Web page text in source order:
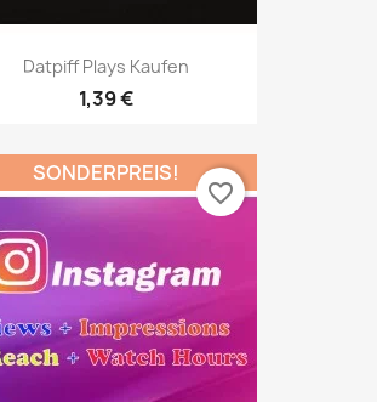
Datpiff Plays Kaufen
1,39 €
SONDERPREIS!
favorite_border